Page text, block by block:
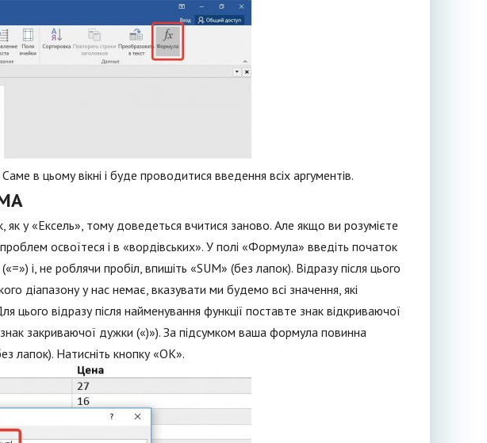
в цьому вікні і буде проводитися введення всіх аргументів.
у «Ексель», тому доведеться вчитися заново. Але якщо ви розумієте
освоїтеся і в «вордівських». У полі «Формула» введіть початок
і, не роблячи пробіл, впишіть «SUM» (без лапок). Відразу після цього
діапазону у нас немає, вказувати ми будемо всі значення, які
відразу після найменування функції поставте знак відкриваючої
закриваючої дужки («)»). За підсумком ваша формула повинна
лапок). Натисніть кнопку «ОК».